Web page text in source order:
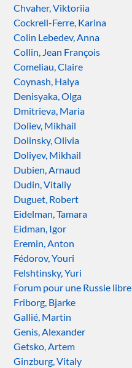
Chvaher, Viktoriia
Cockrell-Ferre, Karina
Colin Lebedev, Anna
Collin, Jean François
Comeliau, Claire
Coynash, Halya
Denisyaka, Olga
Dmitrieva, Maria
Doliev, Mikhail
Dolinsky, Olivia
Doliyev, Mikhail
Dubien, Arnaud
Dudin, Vitaliy
Duguet, Robert
Eidelman, Tamara
Eidman, Igor
Eremin, Anton
Fédorov, Youri
Felshtinsky, Yuri
Forum pour une Russie libre
Friborg, Bjarke
Gallié, Martin
Genis, Alexander
Getsko, Artem
Ginzburg, Vitaly